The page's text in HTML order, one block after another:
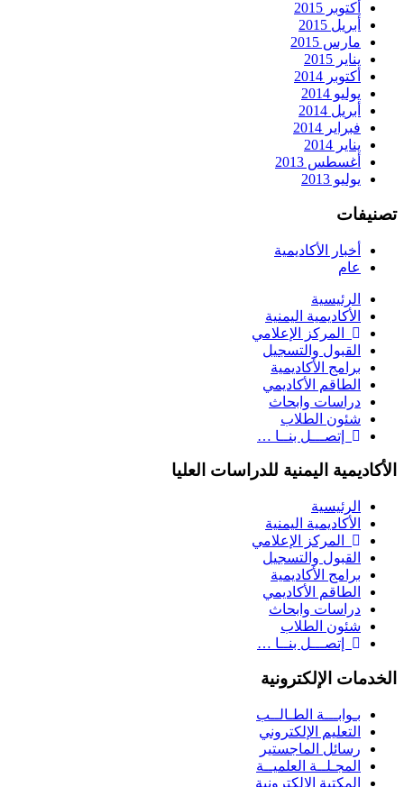
أكتوبر 2015
أبريل 2015
مارس 2015
يناير 2015
أكتوبر 2014
يوليو 2014
أبريل 2014
فبراير 2014
يناير 2014
أغسطس 2013
يوليو 2013
تصنيفات
أخبار الأكاديمية
عام
الرئيسية
الأكاديمية اليمنية
المركز الإعلامي
القبول والتسجيل
برامج الأكاديمية
الطاقم الأكاديمي
دراسات وابحاث
شئون الطلاب
إتصـــل بنــا …
الأكاديمية اليمنية للدراسات العليا
الرئيسية
الأكاديمية اليمنية
المركز الإعلامي
القبول والتسجيل
برامج الأكاديمية
الطاقم الأكاديمي
دراسات وابحاث
شئون الطلاب
إتصـــل بنــا …
الخدمات الإلكترونية
بـوابـــة الطـالــب
التعليم الإلكتروني
رسائل الماجستير
المجـلــة العلميــة
المكتبة الإلكترونية